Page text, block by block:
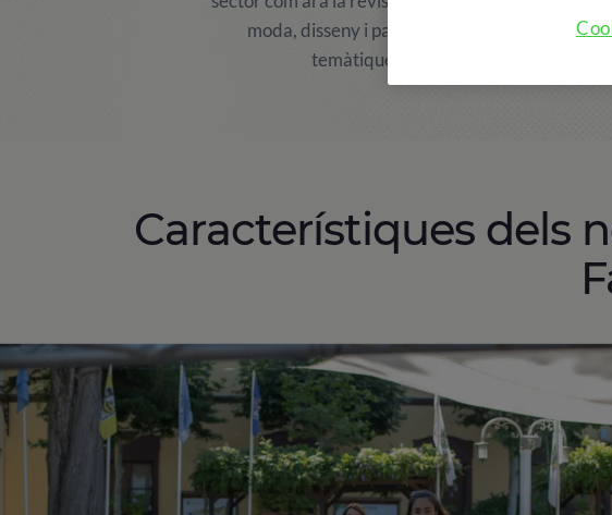
moda, disseny i passarel·les. Una setmana
temàtiques. Kids Fashion Camp és
Característiques dels